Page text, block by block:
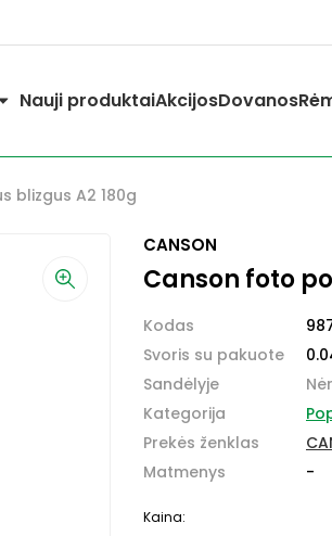
Nauji produktaiAkcijosDovanos
blizgus A2 180g
CANSON
Canson foto
Kodas
Svoris su pakuote
Sandėlyje
Kategorija
Prekės ženklas
Matmenys
-
Kaina: